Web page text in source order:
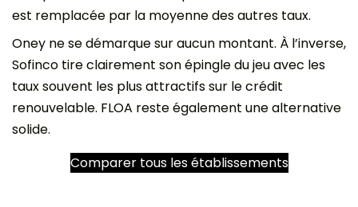
est remplacée par la moyenne des autres taux.
Oney ne se démarque sur aucun montant. À l’inverse,
Sofinco tire clairement son épingle du jeu avec les
taux souvent les plus attractifs sur le crédit
renouvelable. FLOA reste également une alternative
solide.
Comparer tous les établissements